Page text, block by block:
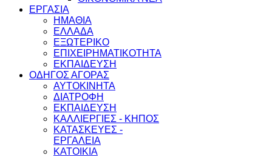
ΕΡΓΑΣΙΑ
ΗΜΑΘΙΑ
ΕΛΛΑΔΑ
ΕΞΩΤΕΡΙΚΟ
ΕΠΙΧΕΙΡΗΜΑΤΙΚΟΤΗΤΑ
ΕΚΠΑΙΔΕΥΣΗ
ΟΔΗΓΟΣ ΑΓΟΡΑΣ
ΑΥΤΟΚΙΝΗΤΑ
ΔΙΑΤΡΟΦΗ
ΕΚΠΑΙΔΕΥΣΗ
ΚΑΛΛΙΕΡΓΙΕΣ - ΚΗΠΟΣ
ΚΑΤΑΣΚΕΥΕΣ -
ΕΡΓΑΛΕΙΑ
ΚΑΤΟΙΚΙΑ